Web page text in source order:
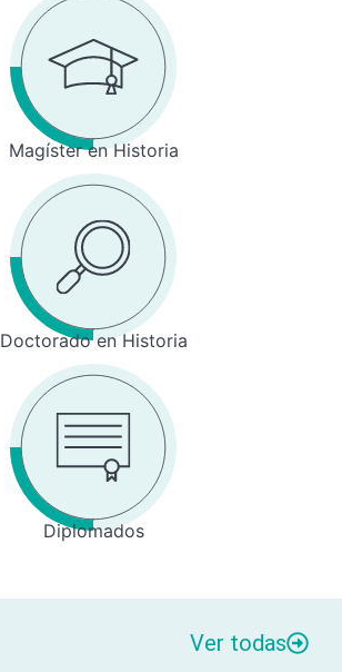
Magíster en Historia
Doctorado en Historia
Diplomados
Ver todas